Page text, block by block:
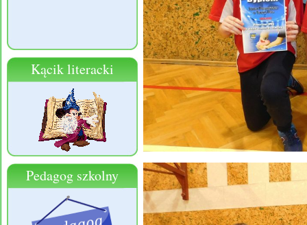
Kącik literacki
Pedagog szkolny